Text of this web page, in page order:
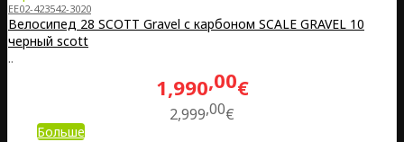
EE02-423542-3020
Велосипед 28 SCOTT Gravel с карбоном SCALE GRAVEL 10
черный scott
..
1,990 00€
2,999 00€
Больше